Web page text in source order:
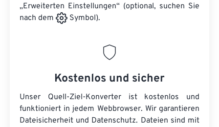
„Erweiterten Einstellungen“ (optional, suchen Sie
nach dem
Symbol).
Kostenlos und sicher
Unser Quell-Ziel-Konverter ist kostenlos und
funktioniert in jedem Webbrowser. Wir garantieren
Dateisicherheit und Datenschutz. Dateien sind mit